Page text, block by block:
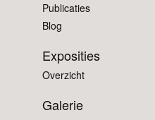
Publicaties
Blog
Exposities
Overzicht
Galerie